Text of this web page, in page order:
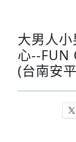
大男人
心--FUN
(台南安